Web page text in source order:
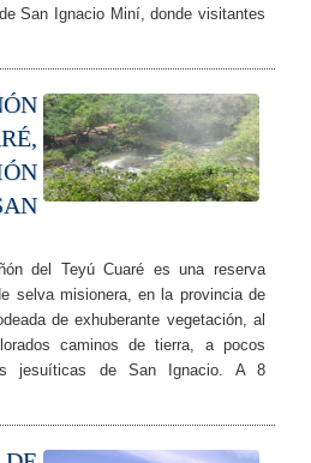
San Ignacio Miní, donde visitantes
del Teyú Cuaré es una reserva
selva misionera, en la provincia de
de exhuberante vegetación, al
caminos de tierra, a pocos
jesuíticas de San Ignacio. A 8